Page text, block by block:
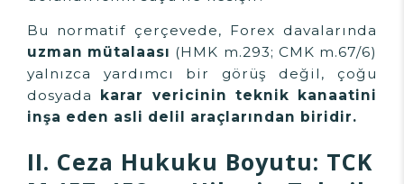
Bu normatif çerçevede, Forex davalarında
uzman mütalaası (HMK m.293; CMK m.67/6)
yalnızca yardımcı bir görüş değil, çoğu
dosyada karar vericinin teknik kanaatini
inşa eden asli delil araçlarından biridir.
II. Ceza Hukuku Boyutu: TCK